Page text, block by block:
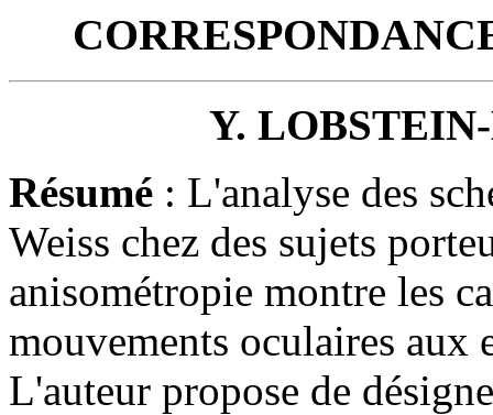
Y.
Résumé : L'analyse des
Weiss chez des sujets
anisométropie montre les
mouvements oculaires aux
L'auteur propose de